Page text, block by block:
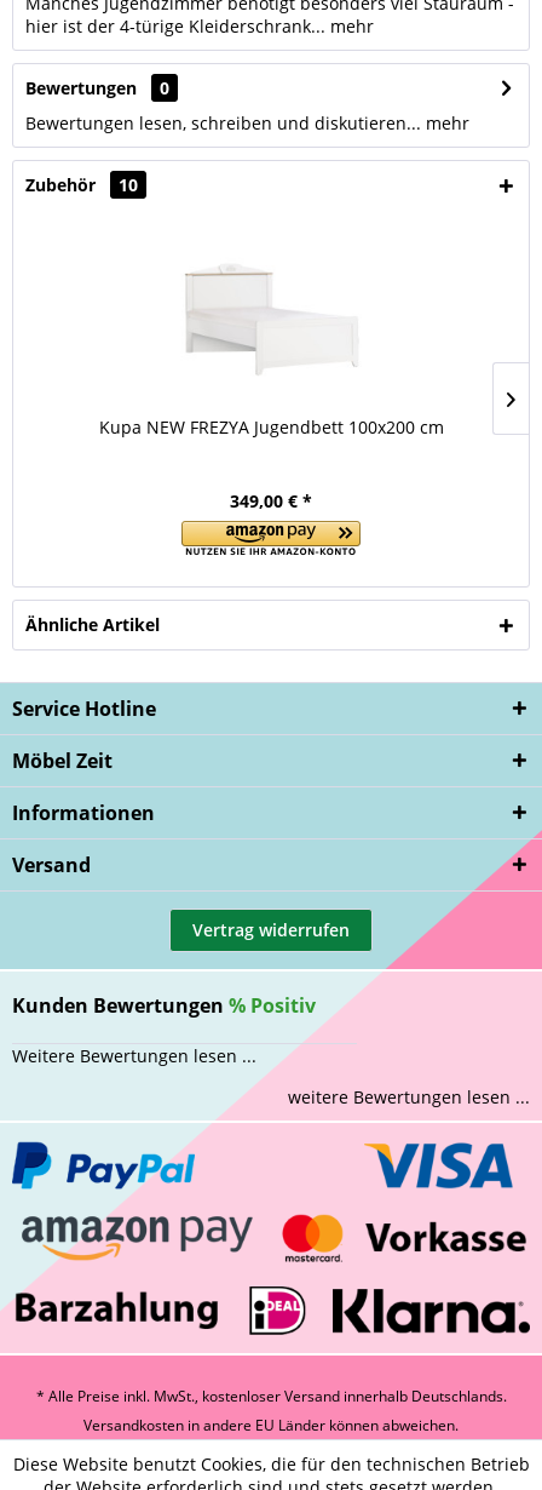
hier ist der 4-türige Kleiderschrank... mehr
Bewertungen
0
Bewertungen lesen, schreiben und diskutieren... mehr
Zubehör 10
Kupa NEW FREZYA Jugendbett 100x200 cm
349,00 € *
Ähnliche Artikel
Service Hotline
Möbel Zeit
Informationen
Versand
Vertrag widerrufen
Kunden Bewertungen % Positiv
Weitere Bewertungen lesen ...
weitere Bewertungen lesen ...
* Alle Preise inkl. MwSt., kostenloser Versand innerhalb Deutschlands.
Versandkosten in andere EU Länder können abweichen.
Diese Website benutzt Cookies, die für den technischen Betrieb